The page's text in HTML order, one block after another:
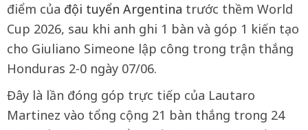
điểm của đội tuyển Argentina trước thềm World
Cup 2026, sau khi anh ghi 1 bàn và góp 1 kiến tạo
cho Giuliano Simeone lập công trong trận thắng
Honduras 2-0 ngày 07/06.
Đây là lần đóng góp trực tiếp của Lautaro
Martinez vào tổng cộng 21 bàn thắng trong 24